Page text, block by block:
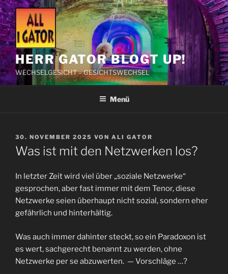
Zum
Inhalt
springen
HERR GATOR BLOGT UP!
WECHSELGESICHT – GESICHTSWECHSEL
Menü
VERÖFFENTLICHT
AM
30. NOVEMBER 2025 VON ALI GATOR
Was ist mit den Netzwerken los?
In letzter Zeit wird viel über „soziale Netzwerke“
gesprochen, aber fast immer mit dem Tenor, diese
Netzwerke seien überhaupt nicht sozial, sondern eher
gefährlich und hinterhältig.
Was auch immer dahinter steckt, so ein Paradoxon ist
es wert, sachgerecht benannt zu werden, ohne
Netzwerke per se abzuwerten. — Vorschläge …?